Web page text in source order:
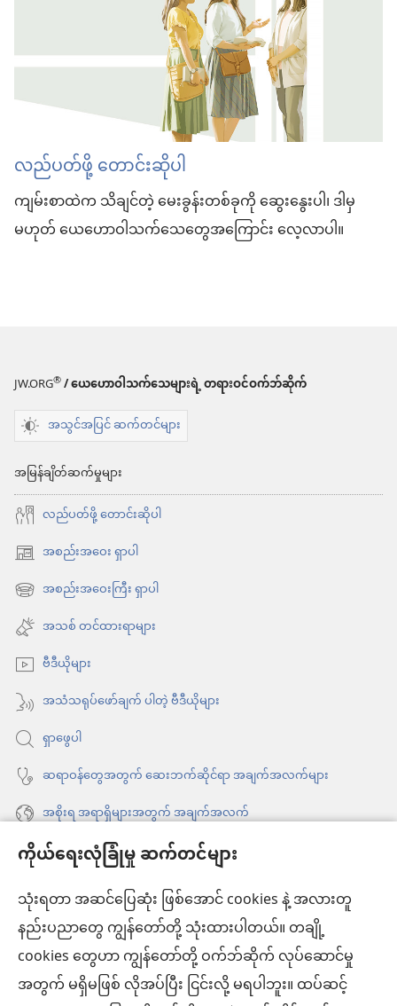
ကိုယ်ရေးလုံခြုံမှု ဆက်တင်များ
သုံးရတာ အဆင်ပြေဆုံး ဖြစ်အောင် cookies နဲ့ အလားတူ
နည်းပညာတွေ ကျွန်တော်တို့ သုံးထားပါတယ်။ တချို့
cookies တွေဟာ ကျွန်တော်တို့ ဝက်ဘ်ဆိုက် လုပ်ဆောင်မှု
အတွက် မရှိမဖြစ် လိုအပ်ပြီး ငြင်းလို့ မရပါဘူး။ ထပ်ဆင့်
လည်ပတ်ဖို့ တောင်းဆိုပါ
ကျမ်းစာထဲက သိချင်တဲ့ မေးခွန်းတစ်ခုကို ဆွေးနွေးပါ၊ ဒါမှ
မဟုတ် ယေဟောဝါသက်သေတွေအကြောင်း လေ့လာပါ။
JW.ORG®/ ယေဟောဝါသက်သေများရဲ့ တရားဝင်ဝက်ဘ်ဆိုက်
အသွင်အပြင် ဆက်တင်များ
အမြန်ချိတ်ဆက်မှုများ
လည်ပတ်ဖို့ တောင်းဆိုပါ
အစည်းအဝေး ရှာပါ
(window
အသစ်
င့်
နေ
ပါ
တယ်)
အစည်းအဝေးကြီး ရှာပါ
(window
အသစ်
င့်
နေ
ပါ
တယ်)
အသစ် တင်ထားရာများ
ဗီဒီယိုများ
အသံသရုပ်ဖော်ချက် ပါတဲ့ ဗီဒီယိုများ
ရှာဖွေပါ
ဆရာဝန်တွေအတွက် ဆေးဘက်ဆိုင်ရာ အချက်အလက်များ
အစိုးရ အရာရှိများအတွက် အချက်အလက်
အကူအညီ
အလှူငွေ
(window
အသစ်
ဖွ
င့်
ကင်းမျှော်စင် အွန်လိုင်းစာကြည့်တိုက်™
(window
အသစ်JW Hub®